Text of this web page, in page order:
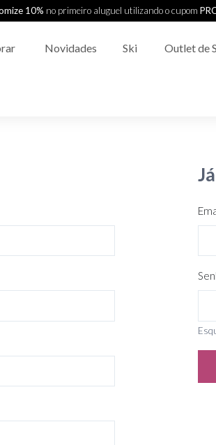
10% no primeiro aluguel utilizando o cupom
Novidades Ski Outlet de